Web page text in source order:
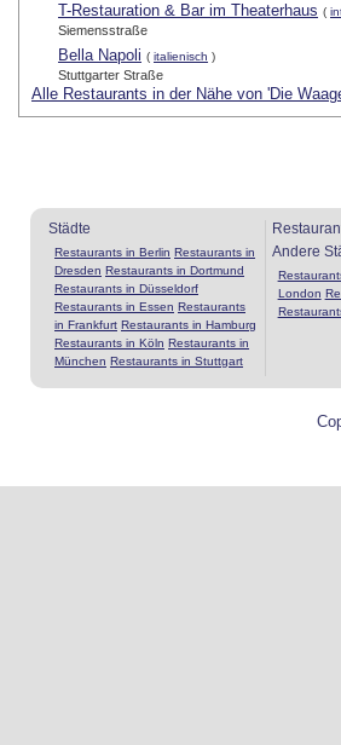
T-Restauration & Bar im Theaterhaus (
Siemensstraße
Bella Napoli ( italienisch )
Stuttgarter Straße
Alle Restaurants in der Nähe von 'Die
Städte
Restaurants in Berlin Restaurants in
Dresden Restaurants in Dortmund
Restaurants in Düsseldorf
Restaurants in Essen Restaurants
in Frankfurt Restaurants in Hamburg
Restaurants in Köln Restaurants in
München Restaurants in Stuttgart
Andere
London